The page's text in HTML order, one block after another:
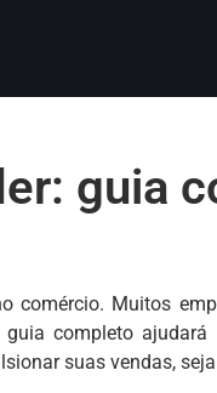
guia
Muitos
completo
suas vendas,